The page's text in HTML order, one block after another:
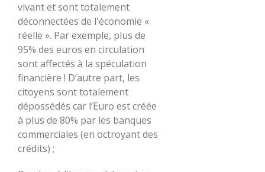
vivant et sont totalement
déconnectées de l'économie «
réelle ». Par exemple, plus de
95% des euros en circulation
sont affectés à la spéculation
financière ! D’autre part, les
citoyens sont totalement
dépossédés car l’Euro est créée
à plus de 80% par les banques
commerciales (en octroyant des
crédits) ;